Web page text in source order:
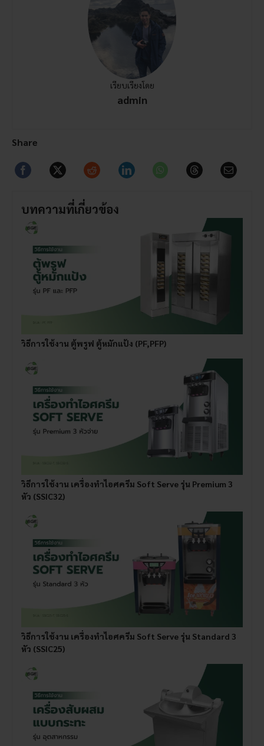
เรียบเรียงโดย
admin
Share
บทความที่เกี่ยวข้อง
วิธีการใช้งาน ตู้พรูฟ ตู้หมักแป้ง (PF,PFP)
วิธีการใช้งาน เครื่องทําไอศครีม Soft Serve รุ่น Premium 3
หัว (SSIC32)
วิธีการใช้งาน เครื่องทําไอศครีม Soft Serve รุ่น Standard 3
หัว (SSIC25)